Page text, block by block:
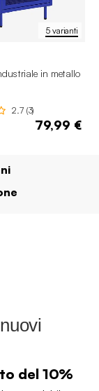
5 varianti
in metallo
2.7 (3)
79,99 €
del 10%